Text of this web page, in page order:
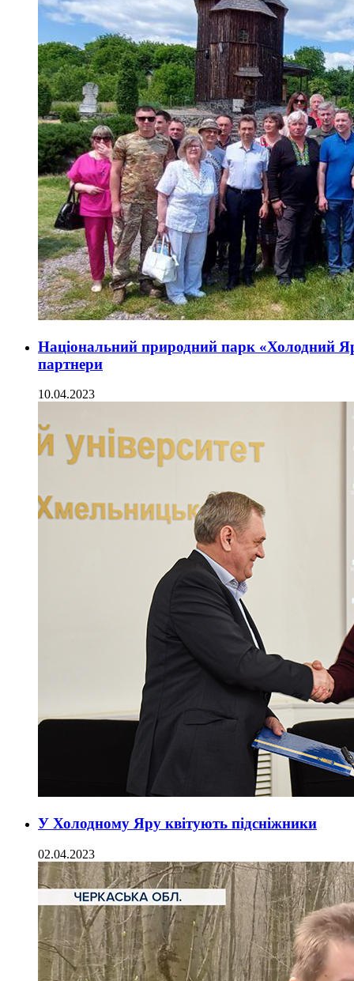
Національний природний парк «Холодний
партнери
10.04.2023
У Холодному Яру квітують підсніжники
02.04.2023